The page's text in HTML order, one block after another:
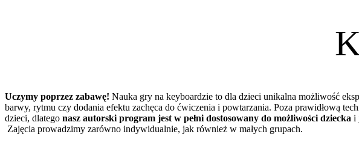
Uczymy poprzez zabawę! Nauka gry na keyboardzie to dla dzieci unikalna możliwość
barwy, rytmu czy dodania efektu zachęca do ćwiczenia i powtarzania. Poza prawidłową
dzieci, dlatego nasz autorski program jest w pełni dostosowany do możliwości dziecka i
Zajęcia prowadzimy zarówno indywidualnie, jak również w małych grupach.